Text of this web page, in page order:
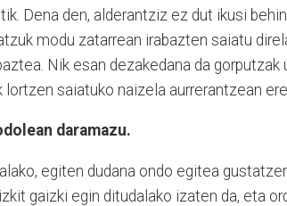
Dena den, alderantziz ez dut ikusi
modu zatarrean irabazten saiatu
Nik esan dezakedana da gorputzak
saiatuko naizela aurrerantzean ere.
daramazu.
egiten dudana ondo egitea
gaizki egin ditudalako izaten da, eta